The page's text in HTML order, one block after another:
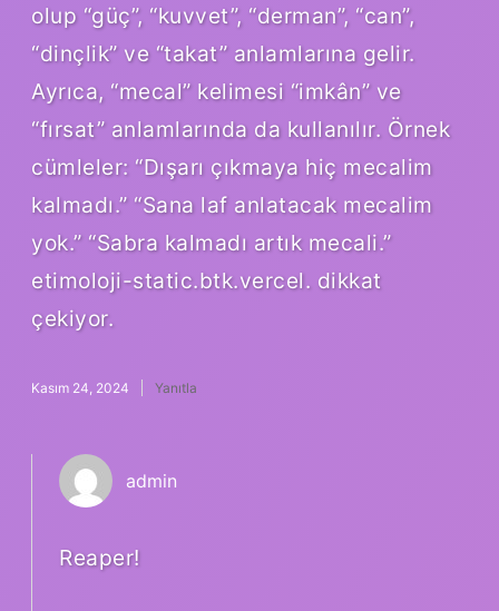
olup “güç”, “kuvvet”, “derman”, “can”,
“dinçlik” ve “takat” anlamlarına gelir.
Ayrıca, “mecal” kelimesi “imkân” ve
“fırsat” anlamlarında da kullanılır. Örnek
cümleler: “Dışarı çıkmaya hiç mecalim
kalmadı.” “Sana laf anlatacak mecalim
yok.” “Sabra kalmadı artık mecali.”
etimoloji-static.btk.vercel. dikkat
çekiyor.
Kasım 24, 2024 Yanıtla
admin
Reaper!